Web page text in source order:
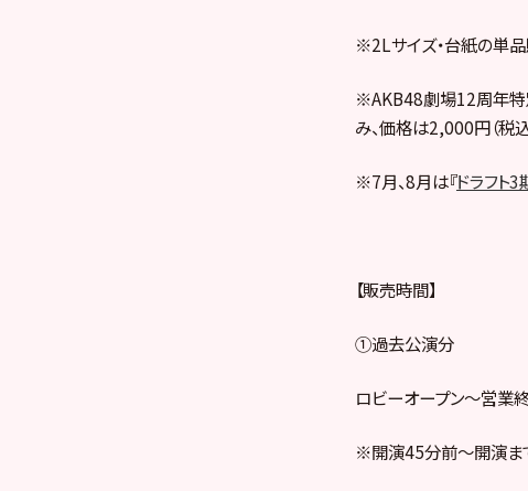
※2Lサイズ・台紙の単品
※AKB48劇場12周年特
み、価格は2,000円（税込
※7月、8月は『ドラフト
【販売時間】
①過去公演分
ロビーオープン～営業
※開演45分前～開演ま